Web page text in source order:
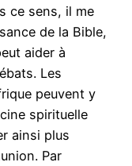
ce sens, il me
de la Bible,
aider à
Les
peuvent y
spirituelle
ainsi plus
Par